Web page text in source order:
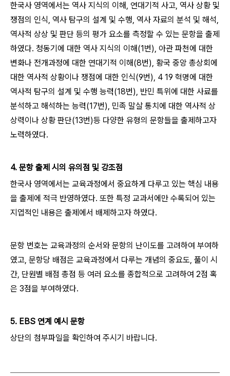
한국사 영역에서는 역사 지식의 이해, 연대기적 사고, 역사 상황 및
쟁점의 인식, 역사 탐구의 설계 및 수행, 역사 자료의 분석 및 해석,
역사적 상상 및 판단 등의 평가 요소를 측정할 수 있는 문항을 출제
하였다. 청동기에 대한 역사 지식의 이해(1번), 아관 파천에 대한
변화나 전개과정에 대한 연대기적 이해(8번), 황국 중앙 총상회에
대한 역사적 상황이나 쟁점에 대한 인식(9번), 4 19 혁명에 대한
역사적 탐구의 설계 및 수행 능력(18번), 반민 특위에 대한 사료를
분석하고 해석하는 능력(17번), 민족 말살 통치에 대한 역사적 상
상력이나 상황 판단(13번)등 다양한 유형의 문항들을 출제하고자
노력하였다.
4. 문항 출제 시의 유의점 및 강조점
한국사 영역에서는 교육과정에서 중요하게 다루고 있는 핵심 내용
을 출제에 적극 반영하였다. 또한 특정 교과서에만 수록되어 있는
지엽적인 내용은 출제에서 배제하고자 하였다.
문항 번호는 교육과정의 순서와 문항의 난이도를 고려하여 부여하
였고, 문항당 배점은 교육과정에서 다루는 개념의 중요도, 풀이 시
간, 단원별 배점 총점 등 여러 요소를 종합적으로 고려하여 2점 혹
은 3점을 부여하였다.
5. EBS 연계 예시 문항
상단의 첨부파일을 확인하여 주시기 바랍니다.